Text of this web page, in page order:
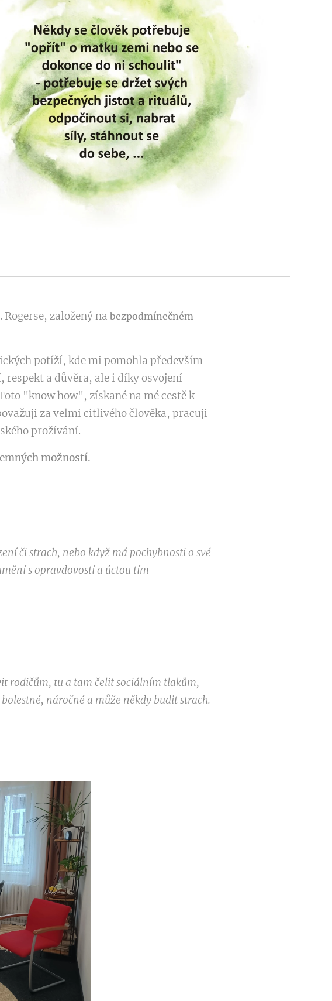
založený na bezpodmínečném
potíží, kde mi pomohla především
a důvěra, ale i díky osvojení
"know how", získané na mé cestě k
za velmi citlivého člověka, pracuji
prožívání.
možností.
či strach, nebo když má pochybnosti o své
s opravdovostí a úctou tím
rodičům, tu a tam čelit sociálním tlakům,
náročné a může někdy budit strach.